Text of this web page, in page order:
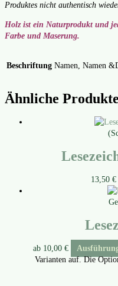
Pro­duk­tes nicht authen­tisch
Holz ist ein Natur­pro­dukt und
Far­be und Mase­rung.
Beschriftung Namen, Namen
Ähnliche Produkte
13,50 €
ab 10,00 €
Varianten auf. Die